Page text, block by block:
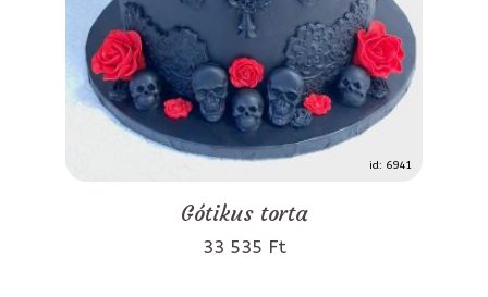
id: 6941
Gótikus torta
33 535 Ft